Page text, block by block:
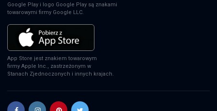
Google Play i logo Google Play są znakami
towarowymi firmy Google LLC.
App Store jest znakiem towarowym
firmy Apple Inc., zastrzeżonym w
Stanach Zjednoczonych i innych krajach.